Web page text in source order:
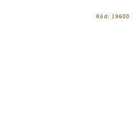
Kód: 19600